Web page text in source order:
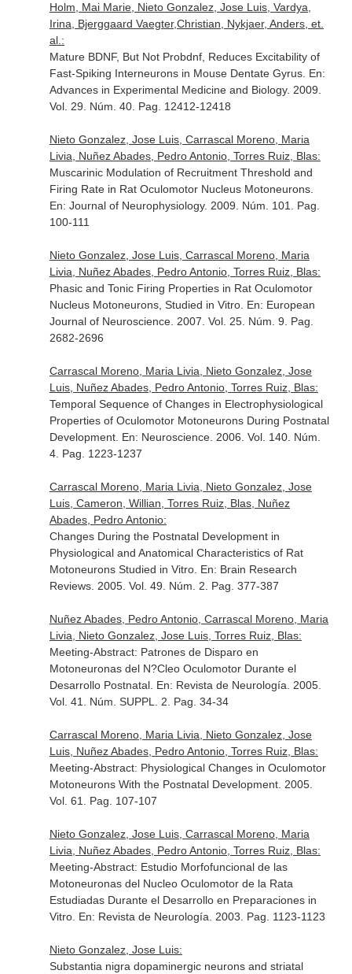
Holm, Mai Marie, Nieto Gonzalez, Jose Luis, Vardya,
Irina, Bjerggaard Vaegter,Christian, Nykjaer, Anders, et.
al.:
Mature BDNF, But Not Probdnf, Reduces Excitability of
Fast-Spiking Interneurons in Mouse Dentate Gyrus. En:
Advances in Experimental Medicine and Biology. 2009.
Vol. 29. Núm. 40. Pag. 12412-12418
Nieto Gonzalez, Jose Luis, Carrascal Moreno, Maria
Livia, Nuñez Abades, Pedro Antonio, Torres Ruiz, Blas:
Muscarinic Modulation of Recruitment Threshold and
Firing Rate in Rat Oculomotor Nucleus Motoneurons.
En: Journal of Neurophysiology. 2009. Núm. 101. Pag.
100-111
Nieto Gonzalez, Jose Luis, Carrascal Moreno, Maria
Livia, Nuñez Abades, Pedro Antonio, Torres Ruiz, Blas:
Phasic and Tonic Firing Properties in Rat Oculomotor
Nucleus Motoneurons, Studied in Vitro. En: European
Journal of Neuroscience. 2007. Vol. 25. Núm. 9. Pag.
2682-2696
Carrascal Moreno, Maria Livia, Nieto Gonzalez, Jose
Luis, Nuñez Abades, Pedro Antonio, Torres Ruiz, Blas:
Temporal Sequence of Changes in Electrophysiological
Properties of Oculomotor Motoneurons During Postnatal
Development. En: Neuroscience. 2006. Vol. 140. Núm.
4. Pag. 1223-1237
Carrascal Moreno, Maria Livia, Nieto Gonzalez, Jose
Luis, Cameron, Willian, Torres Ruiz, Blas, Nuñez
Abades, Pedro Antonio:
Changes During the Postnatal Development in
Physiological and Anatomical Characteristics of Rat
Motoneurons Studied in Vitro. En: Brain Research
Reviews. 2005. Vol. 49. Núm. 2. Pag. 377-387
Nuñez Abades, Pedro Antonio, Carrascal Moreno, Maria
Livia, Nieto Gonzalez, Jose Luis, Torres Ruiz, Blas:
Meeting-Abstract: Patrones de Disparo en
Motoneuronas del N?Cleo Oculomotor Durante el
Desarrollo Postnatal. En: Revista de Neurología . 2005.
Vol. 41. Núm. SUPPL. 2. Pag. 34-34
Carrascal Moreno, Maria Livia, Nieto Gonzalez, Jose
Luis, Nuñez Abades, Pedro Antonio, Torres Ruiz, Blas:
Meeting-Abstract: Physiological Changes in Oculomotor
Motoneurons With the Postnatal Development. 2005.
Vol. 61. Pag. 107-107
Nieto Gonzalez, Jose Luis, Carrascal Moreno, Maria
Livia, Nuñez Abades, Pedro Antonio, Torres Ruiz, Blas:
Meeting-Abstract: Estudio Morfofuncional de las
Motoneuronas del Nucleo Oculomotor de la Rata
Estudiadas Durante el Desarrollo en Preparaciones in
Vitro. En: Revista de Neurología . 2003. Pag. 1123-1123
Nieto Gonzalez, Jose Luis:
Substantia nigra dopaminergic neurons and striatal